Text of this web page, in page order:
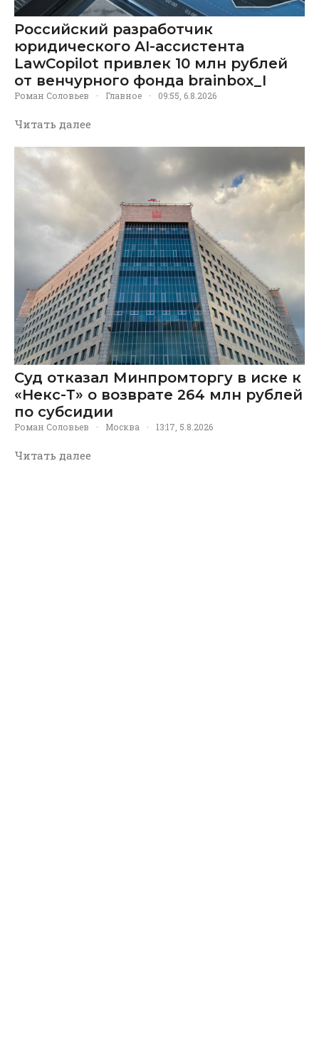
Российский разработчик
юридического AI-ассистента
LawCopilot привлек 10 млн рублей
от венчурного фонда brainbox_I
Роман Соловьев · Главное · 09:55, 6.8.2026
Читать далее
Суд отказал Минпромторгу в иске к
«Некс-Т» о возврате 264 млн рублей
по субсидии
Роман Соловьев · Москва · 13:17, 5.8.2026
Читать далее